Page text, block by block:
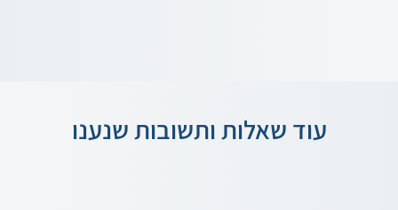
עוד שאלות ותשובות שנענו